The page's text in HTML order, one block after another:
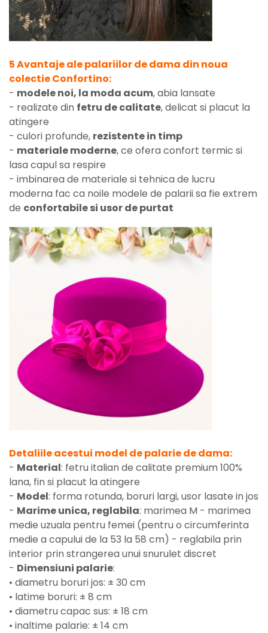
5 Avantaje ale palariilor de dama din noua
colectie Confortino:
- modele noi, la moda acum, abia lansate
- realizate din fetru de calitate, delicat si placut la
atingere
- culori profunde, rezistente in timp
- materiale moderne, ce ofera confort termic si
lasa capul sa respire
- imbinarea de materiale si tehnica de lucru
moderna fac ca noile modele de palarii sa fie extrem
de confortabile si usor de purtat
Detaliile acestui model de palarie de dama:
- Material: fetru italian de calitate premium 100%
lana, fin si placut la atingere
- Model: forma rotunda, boruri largi, usor lasate in jos
- Marime unica, reglabila: marimea M - marimea
medie uzuala pentru femei (pentru o circumferinta
medie a capului de la 53 la 58 cm) - reglabila prin
interior prin strangerea unui snurulet discret
- Dimensiuni palarie:
• diametru boruri jos: ± 30 cm
• latime boruri: ± 8 cm
• diametru capac sus: ± 18 cm
• inaltime palarie: ± 14 cm